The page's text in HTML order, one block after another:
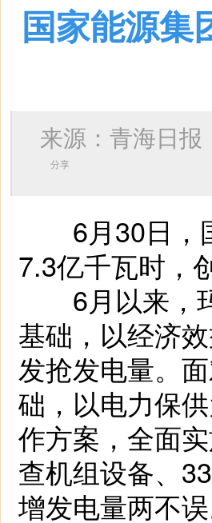
国家能源集
来源：青海日
分享
6月30日，国
7.3亿千瓦时，
6月以来，玛
基础，以经济
发抢发电量。
础，以电力保
作方案，全面
查机组设备、
增发电量两不